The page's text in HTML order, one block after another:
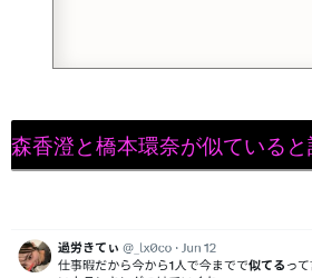
森香澄と橋本環奈が似ていると